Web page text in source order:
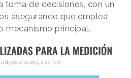
toma de decisiones, con un
asegurando que emplea
mecanismo principal.